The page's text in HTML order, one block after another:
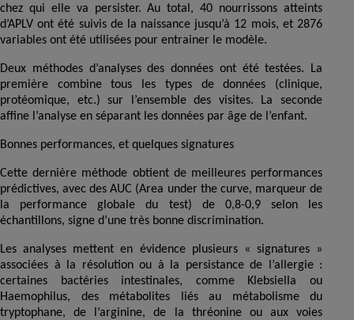
chez qui elle va persister. Au total, 40 nourrissons atteints
d’APLV ont été suivis de la naissance jusqu’à 12 mois, et 2876
variables ont été utilisées pour entrainer le modèle.
Deux méthodes d’analyses des données ont été testées. La
première combine tous les types de données (clinique,
protéomique, etc.) sur l’ensemble des visites. La seconde
affine l’analyse en séparant les données par âge de l’enfant.
Bonnes performances, et quelques signatures
Cette dernière méthode obtient de meilleures performances
prédictives, avec des AUC (Area under the curve, marqueur de
la performance globale du test) de 0,8-0,9 selon les
échantillons, signe d’une très bonne discrimination.
Les analyses mettent en évidence plusieurs « signatures »
associées à la résolution ou à la persistance de l’allergie :
certaines bactéries intestinales, comme Klebsiella ou
Haemophilus, des métabolites liés au métabolisme du
tryptophane, de l’arginine, de la thréonine ou aux voies